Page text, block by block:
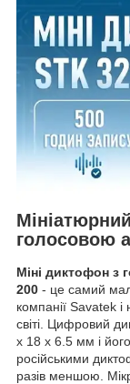
голосовою
Міні диктофон з
200 - це самий
компанії Savatek
світі. Цифровий
x 18 x 6.5 мм і
російськими
разів меншою.